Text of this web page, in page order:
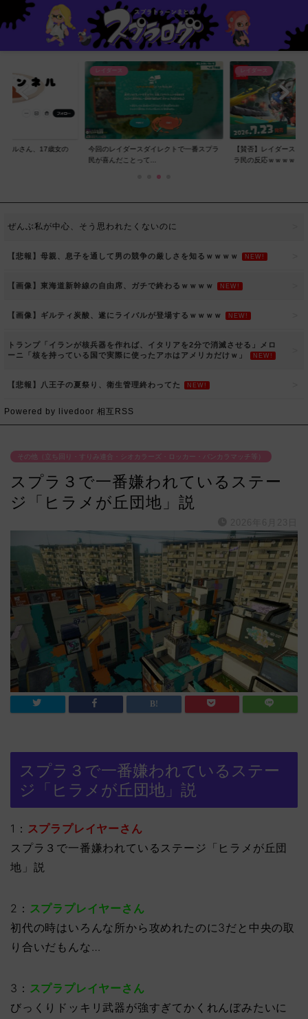
ネルさん、17歳女の
レイダース
今回のレイダースダイレクトで一番スプラ
民が喜んだことって...
レイダース
【賛否】レイダースダ
ラ民の反応ｗｗｗｗ...
ぜんぶ私が中心、そう思われたくないのに
【悲報】母親、息子を通して男の競争の厳しさを知るｗｗｗｗ NEW!
【画像】東海道新幹線の自由席、ガチで終わるｗｗｗｗ NEW!
【画像】ギルティ炭酸、遂にライバルが登場するｗｗｗｗ NEW!
トランプ「イランが核兵器を作れば、イタリアを2分で消滅させる」メロ
ーニ「核を持っている国で実際に使ったアホはアメリカだけｗ」
NEW!
【悲報】八王子の夏祭り、衛生管理終わってた NEW!
Powered by livedoor 相互RSS
その他（立ち回り・すりみ連合・シオカラーズ・ロッカー・バンカラマッチ等）
スプラ３で一番嫌われているステー
ジ「ヒラメが丘団地」説
スプラ３で一番嫌われているステー
ジ「ヒラメが丘団地」説
1： スプラプレイヤーさん
スプラ３で一番嫌われているステージ「ヒラメが丘団
地」説
2： スプラプレイヤーさん
初代の時はいろんな所から攻めれたのに3だと中央の取
り合いだもんな…
3： スプラプレイヤーさん
びっくりドッキリ武器が強すぎてかくれんぼみたいに